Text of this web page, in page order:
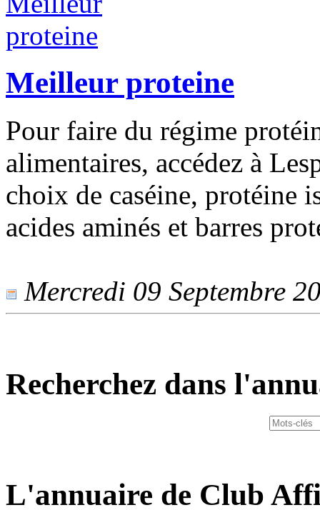
Meilleur proteine
Pour faire du régime
alimentaires, accédez à
choix de caséine, protéine
acides aminés et barres
Mercredi 09 Septembre
Recherchez dans
L'annuaire de Club